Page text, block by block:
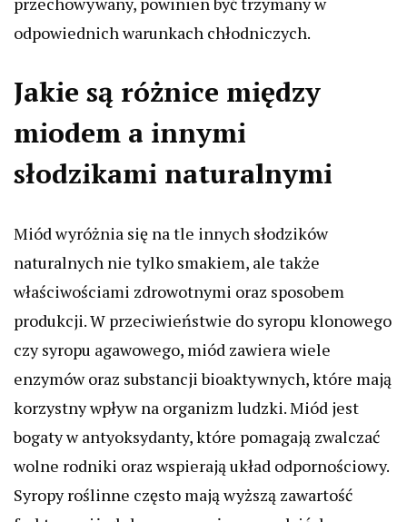
odpowiednich warunkach chłodniczych.
Jakie są różnice między
miodem a innymi
słodzikami naturalnymi
Miód wyróżnia się na tle innych słodzików
naturalnych nie tylko smakiem, ale także
właściwościami zdrowotnymi oraz sposobem
produkcji. W przeciwieństwie do syropu klonowego
czy syropu agawowego, miód zawiera wiele
enzymów oraz substancji bioaktywnych, które mają
korzystny wpływ na organizm ludzki. Miód jest
bogaty w antyoksydanty, które pomagają zwalczać
wolne rodniki oraz wspierają układ odpornościowy.
Syropy roślinne często mają wyższą zawartość